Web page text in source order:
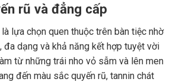
rũ và đẳng cấp
là lựa chọn quen thuộc trên bàn tiệc nhờ
đa dạng và khả năng kết hợp tuyệt vời
từ những trái nho vỏ sẫm và lên men
đến màu sắc quyến rũ, tannin chát